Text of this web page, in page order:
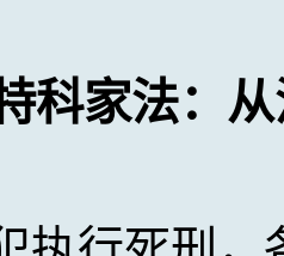
科家法：